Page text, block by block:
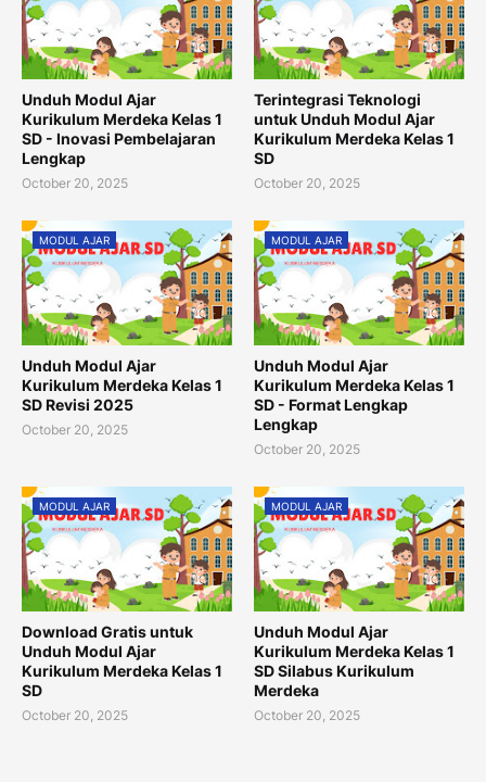
Unduh Modul Ajar
Kurikulum Merdeka Kelas 1
SD - Inovasi Pembelajaran
Lengkap
October 20, 2025
Terintegrasi Teknologi
untuk Unduh Modul Ajar
Kurikulum Merdeka Kelas 1
SD
October 20, 2025
MODUL AJAR
Unduh Modul Ajar
Kurikulum Merdeka Kelas 1
SD Revisi 2025
October 20, 2025
MODUL AJAR
Unduh Modul Ajar
Kurikulum Merdeka Kelas 1
SD - Format Lengkap
Lengkap
October 20, 2025
MODUL AJAR
Download Gratis untuk
Unduh Modul Ajar
Kurikulum Merdeka Kelas 1
SD
October 20, 2025
MODUL AJAR
Unduh Modul Ajar
Kurikulum Merdeka Kelas 1
SD Silabus Kurikulum
Merdeka
October 20, 2025